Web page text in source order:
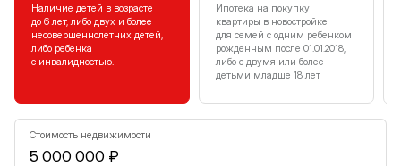
Наличие детей в возрасте
до 6 лет, либо двух и более
несовершеннолетних детей,
либо ребенка
с инвалидностью.
Ипотека на покупку
квартиры в новостройке
для семей с одним ребенком
рожденным после 01.01.2018,
либо с двумя или более
детьми младше 18 лет
Стоимость недвижимости